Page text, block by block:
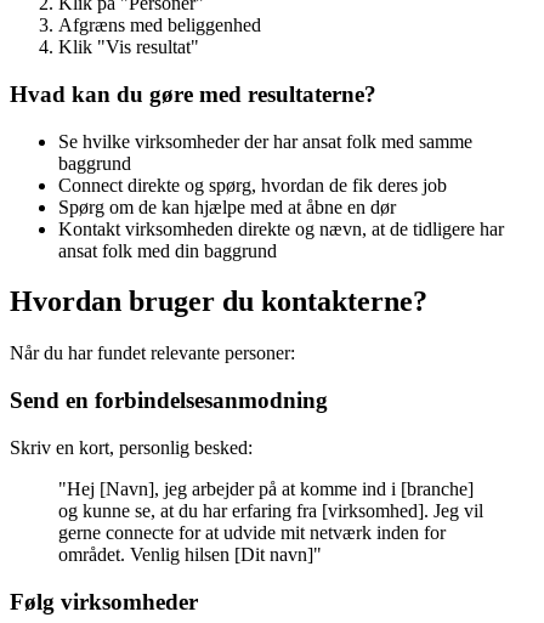
Afgræns med beliggenhed
Klik "Vis resultat"
Hvad kan du gøre med resultaterne?
Se hvilke virksomheder der har ansat folk med samme
baggrund
Connect direkte og spørg, hvordan de fik deres job
Spørg om de kan hjælpe med at åbne en dør
Kontakt virksomheden direkte og nævn, at de tidligere har
ansat folk med din baggrund
Hvordan bruger du kontakterne?
Når du har fundet relevante personer:
Send en forbindelsesanmodning
Skriv en kort, personlig besked:
"Hej [Navn], jeg arbejder på at komme ind i [branche]
og kunne se, at du har erfaring fra [virksomhed]. Jeg vil
gerne connecte for at udvide mit netværk inden for
området. Venlig hilsen [Dit navn]"
Følg virksomheder